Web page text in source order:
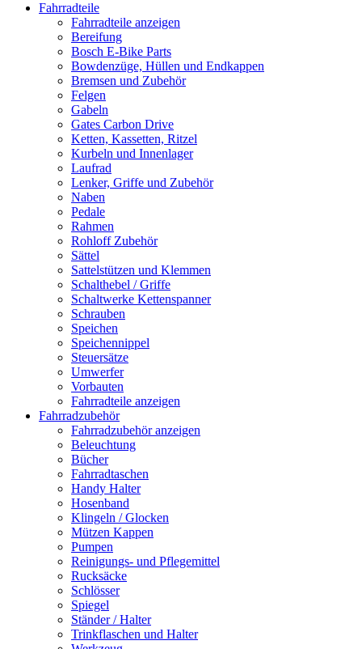
Fahrradteile
Fahrradteile anzeigen
Bereifung
Bosch E-Bike Parts
Bowdenzüge, Hüllen und Endkappen
Bremsen und Zubehör
Felgen
Gabeln
Gates Carbon Drive
Ketten, Kassetten, Ritzel
Kurbeln und Innenlager
Laufrad
Lenker, Griffe und Zubehör
Naben
Pedale
Rahmen
Rohloff Zubehör
Sättel
Sattelstützen und Klemmen
Schalthebel / Griffe
Schaltwerke Kettenspanner
Schrauben
Speichen
Speichennippel
Steuersätze
Umwerfer
Vorbauten
Fahrradteile anzeigen
Fahrradzubehör
Fahrradzubehör anzeigen
Beleuchtung
Bücher
Fahrradtaschen
Handy Halter
Hosenband
Klingeln / Glocken
Mützen Kappen
Pumpen
Reinigungs- und Pflegemittel
Rucksäcke
Schlösser
Spiegel
Ständer / Halter
Trinkflaschen und Halter